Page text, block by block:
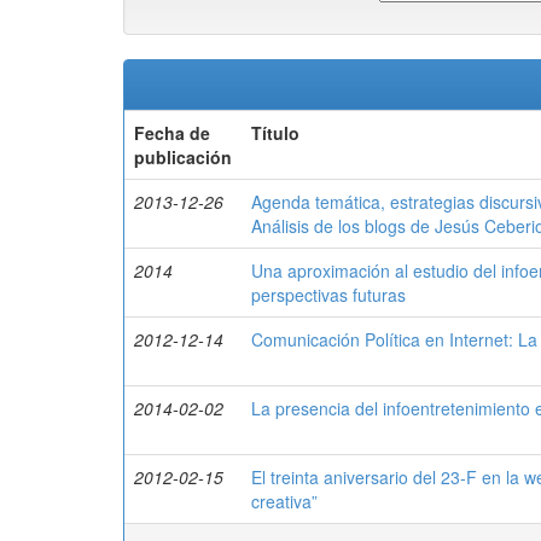
Fecha de
publicación
Título
2013-12-26
Agenda temática, estrategias
Análisis de los blogs de Jesús
2014
Una aproximación al estudio del
perspectivas futuras
2012-12-14
Comunicación Política en Internet:
2014-02-02
La presencia del infoentretenimiento
2012-02-15
El treinta aniversario del 23-F en la
creativa”